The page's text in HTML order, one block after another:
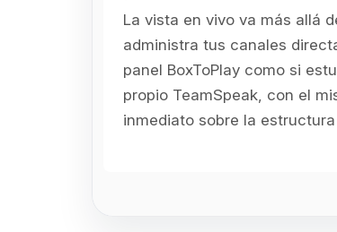
La vista en vivo va más allá
administra tus canales
panel BoxToPlay como si
propio TeamSpeak, con el
inmediato sobre la